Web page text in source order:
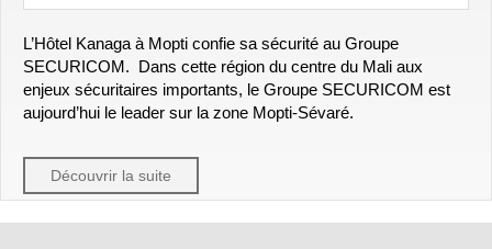
L’Hôtel Kanaga à Mopti confie sa sécurité au Groupe
SECURICOM. Dans cette région du centre du Mali aux
enjeux sécuritaires importants, le Groupe SECURICOM est
aujourd’hui le leader sur la zone Mopti-Sévaré.
Découvrir la suite